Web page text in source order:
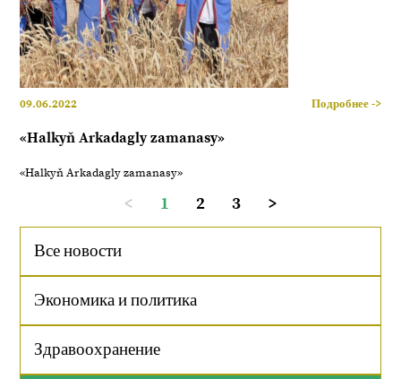
09.06.2022 Подробнее ->
«Halkyň Arkadagly zamanasy»
«Halkyň Arkadagly zamanasy»
< 1 2 3 >
Все новости
Экономика и политика
Здравоохранение